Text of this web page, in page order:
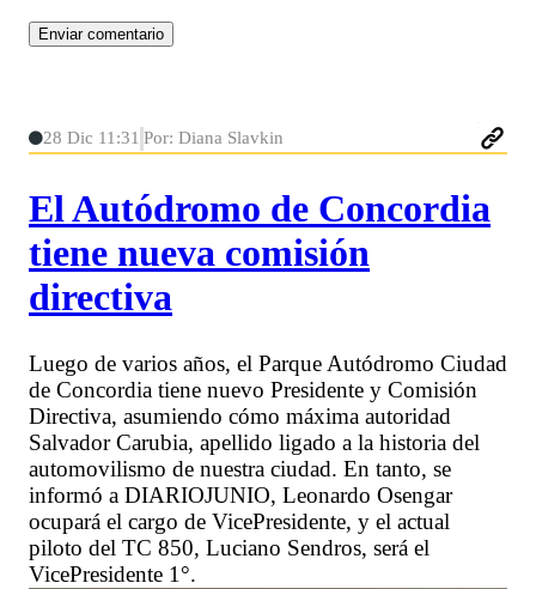
28 Dic 11:31 Por: Diana Slavkin
El Autódromo de Concordia
tiene nueva comisión
directiva
Luego de varios años, el Parque Autódromo Ciudad
de Concordia tiene nuevo Presidente y Comisión
Directiva, asumiendo cómo máxima autoridad
Salvador Carubia, apellido ligado a la historia del
automovilismo de nuestra ciudad. En tanto, se
informó a DIARIOJUNIO, Leonardo Osengar
ocupará el cargo de VicePresidente, y el actual
piloto del TC 850, Luciano Sendros, será el
VicePresidente 1°.